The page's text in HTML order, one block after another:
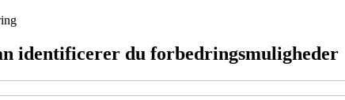
identificerer du forbedringsmuligheder